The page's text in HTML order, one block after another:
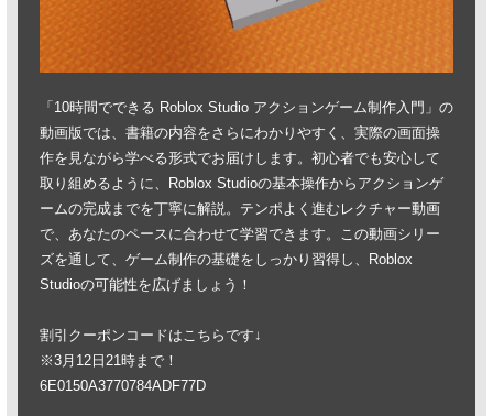
「10時間でできる Roblox Studio アクションゲーム制作入門」の
動画版では、書籍の内容をさらにわかりやすく、実際の画面操
作を見ながら学べる形式でお届けします。初心者でも安心して
取り組めるように、Roblox Studioの基本操作からアクションゲ
ームの完成までを丁寧に解説。テンポよく進むレクチャー動画
で、あなたのペースに合わせて学習できます。この動画シリー
ズを通して、ゲーム制作の基礎をしっかり習得し、Roblox
Studioの可能性を広げましょう！
割引クーポンコードはこちらです↓
※3月12日21時まで！
6E0150A3770784ADF77D